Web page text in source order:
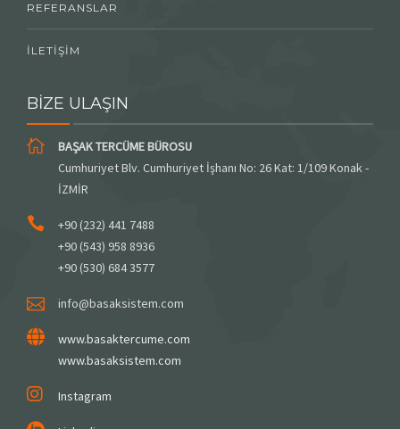
REFERANSLAR
İLETIŞIM
BİZE ULAŞIN
BAŞAK TERCÜME BÜROSU
Cumhuriyet Blv. Cumhuriyet İşhanı No: 26 Kat: 1/109 Konak -
İZMİR
+90 (232) 441 7488
+90 (543) 958 8936
+90 (530) 684 3577
info@basaksistem.com
www.basaktercume.com
www.basaksistem.com
Instagram